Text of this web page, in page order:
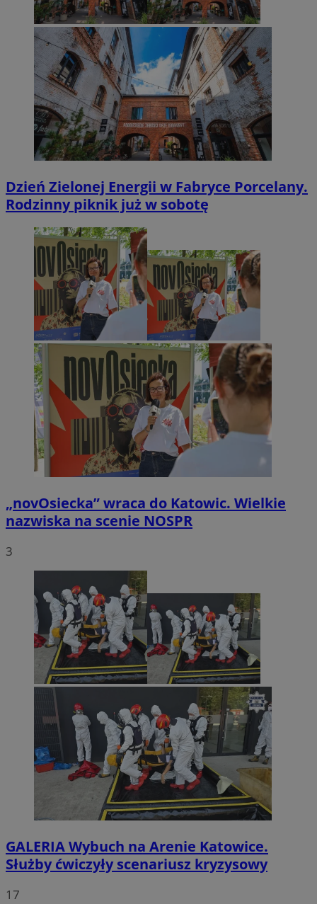
Dzień Zielonej Energii w Fabryce Porcelany.
Rodzinny piknik już w sobotę
„novOsiecka” wraca do Katowic. Wielkie
nazwiska na scenie NOSPR
3
GALERIAWybuch na Arenie Katowice.
Służby ćwiczyły scenariusz kryzysowy
17